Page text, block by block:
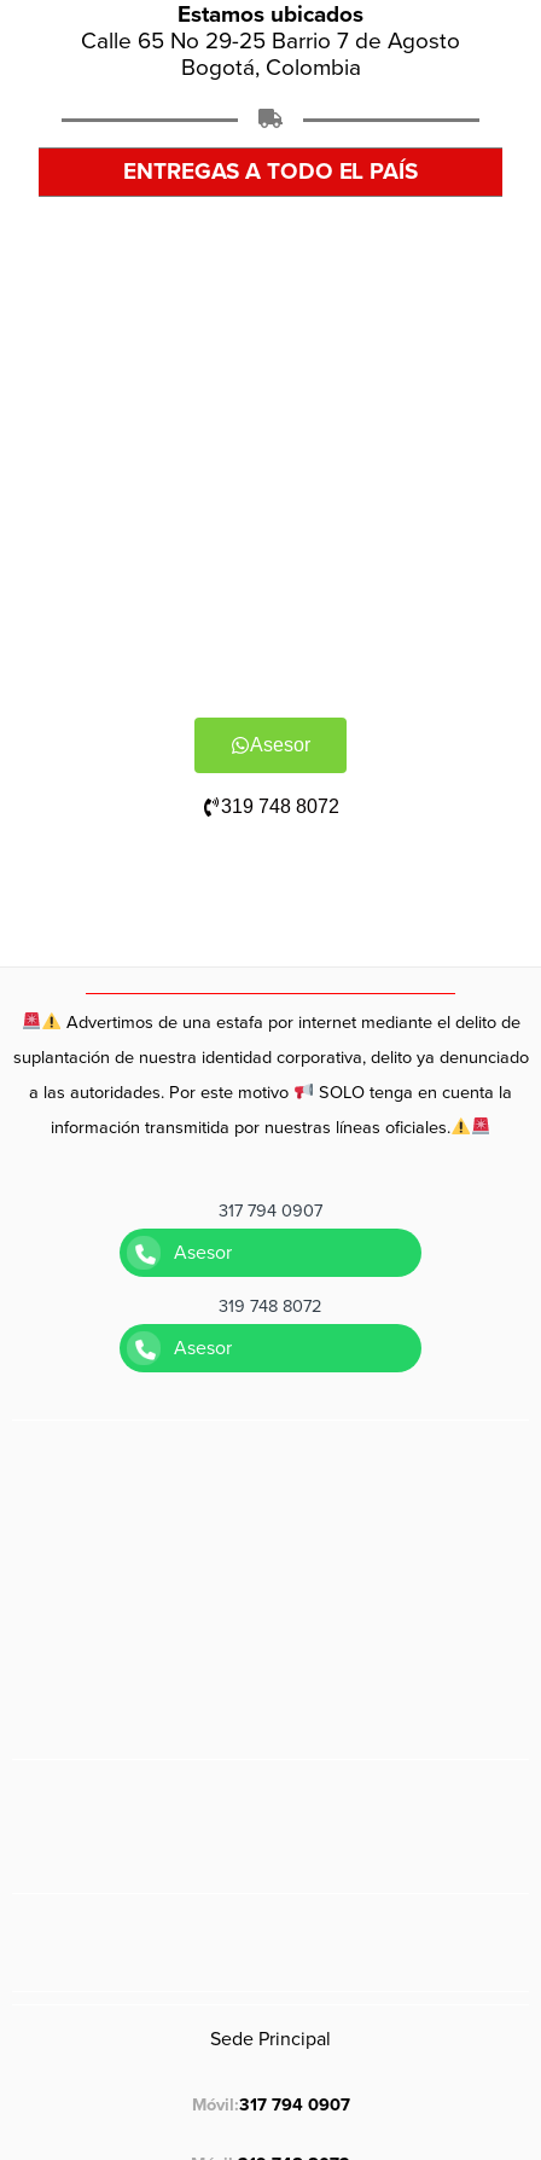
Estamos ubicados
Calle 65 No 29-25 Barrio 7 de Agosto
Bogotá, Colombia
ENTREGAS A TODO EL PAÍS
Asesor
319 748 8072
Advertimos de una estafa por internet mediante el delito de
suplantación de nuestra identidad corporativa, delito ya denunciado
a las autoridades. Por este motivo
SOLO tenga en cuenta la
información transmitida por nuestras líneas oficiales.
317 794 0907
Asesor
319 748 8072
Asesor
Sede Principal
Móvil:317 794 0907